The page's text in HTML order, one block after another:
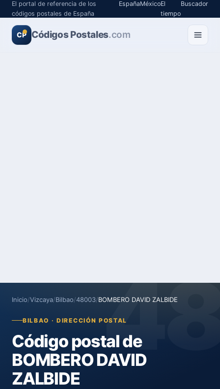
El portal de referencia de los
códigos postales de España
EspañaMéxicoEl
tiempo
Buscador
CP Códigos Postales.com
Inicio/Vizcaya/Bilbao/48003/BOMBERO DAVID ZALBIDE
BILBAO · DIRECCIÓN POSTAL
Código postal de
BOMBERO DAVID
ZALBIDE